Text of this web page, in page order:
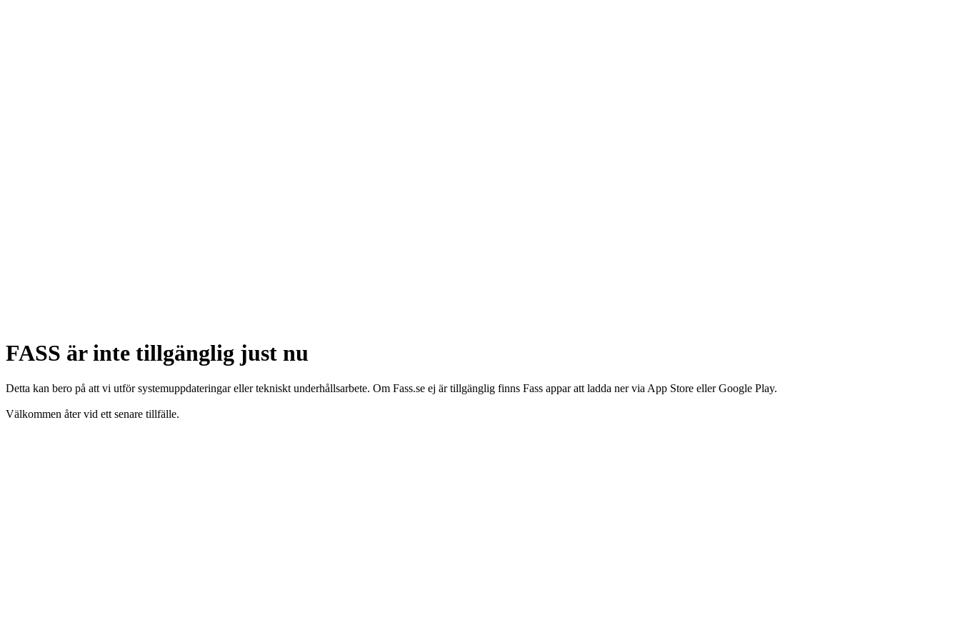
FASS är inte tillgänglig just nu
Detta kan bero på att vi utför systemuppdateringar eller tekniskt underhållsarbete. Om Fass.se ej är tillgänglig finns Fass appar att ladda ner via App Store eller Google Play.
Välkommen åter vid ett senare tillfälle.